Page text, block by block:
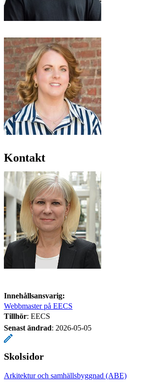
Kontakt
Innehållsansvarig:
Webbmaster på EECS
Tillhör: EECS
Senast ändrad: 2026-05-05
Skolsidor
Arkitektur och samhällsbyggnad (ABE)